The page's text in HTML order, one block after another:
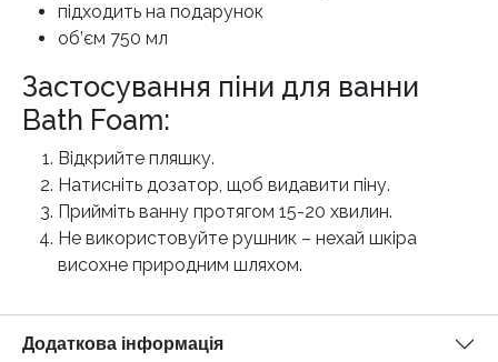
підходить на подарунок
об’єм 750 мл
Застосування піни для ванни
Bath Foam:
Відкрийте пляшку.
Натисніть дозатор, щоб видавити піну.
Прийміть ванну протягом 15-20 хвилин.
Не використовуйте рушник – нехай шкіра
висохне природним шляхом.
Додаткова інформація